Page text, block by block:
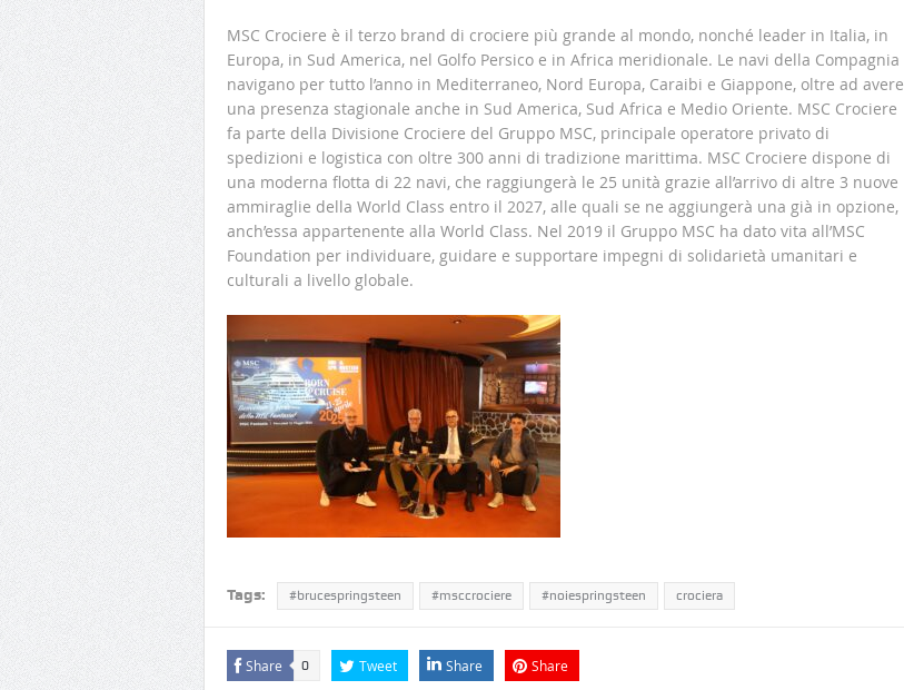
MSC Crociere è il terzo brand di crociere più grande al mondo, nonché leader in Italia, in
Europa, in Sud America, nel Golfo Persico e in Africa meridionale. Le navi della Compagnia
navigano per tutto l’anno in Mediterraneo, Nord Europa, Caraibi e Giappone, oltre ad avere
una presenza stagionale anche in Sud America, Sud Africa e Medio Oriente. MSC Crociere
fa parte della Divisione Crociere del Gruppo MSC, principale operatore privato di
spedizioni e logistica con oltre 300 anni di tradizione marittima. MSC Crociere dispone di
una moderna flotta di 22 navi, che raggiungerà le 25 unità grazie all’arrivo di altre 3 nuove
ammiraglie della World Class entro il 2027, alle quali se ne aggiungerà una già in opzione,
anch’essa appartenente alla World Class. Nel 2019 il Gruppo MSC ha dato vita all’MSC
Foundation per individuare, guidare e supportare impegni di solidarietà umanitari e
culturali a livello globale.
Tags: #brucespringsteen #msccrociere #noiespringsteen crociera
Share 0 Tweet Share Share